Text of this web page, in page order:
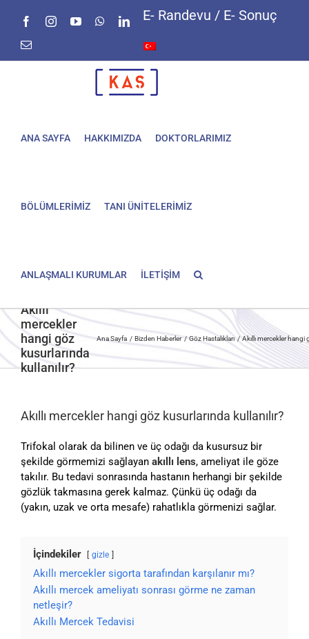
FacebookInstagramYouTubeWhatsAppLinkedIn
E-
E- Randevu / E- Sonuç
ANA SAYFA HAKKIMIZDA DOKTORLARIMIZ
BÖLÜMLERİMİZ TANI ÜNİTELERİMİZ
ANLAŞMALI KURUMLAR İLETİŞİM
Akıllı
mercekler
hangi göz
kusurlarında
kullanılır?
Ana Sayfa Bizden Haberler Göz Hastalıkları Akıllı mercekler hangi
Akıllı mercekler hangi göz kusurlarında kullanılır?
Trifokal olarak da bilinen ve üç odağı da kusursuz bir
şekilde görmemizi sağlayan akıllı lens, ameliyat ile göze
takılır. Bu tedavi sonrasında hastanın herhangi bir şekilde
gözlük takmasına gerek kalmaz. Çünkü üç odağı da
(yakın, uzak ve orta mesafe) rahatlıkla görmenizi sağlar.
İçindekiler gizle
Akıllı mercekler sigorta tarafından karşılanır mı?
Akıllı mercek ameliyatı sonrası görme ne zaman
netleşir?
Akıllı Mercek Tedavisi